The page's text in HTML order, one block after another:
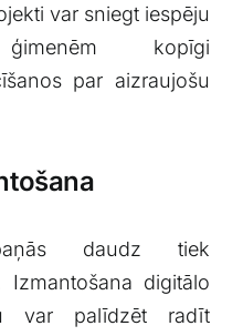
var sniegt ‍iespēju
kopīgi
‍par aizraujošu
daudz tiek
Izmantošana⁣ digitālo
var⁢ palīdzēt radīt